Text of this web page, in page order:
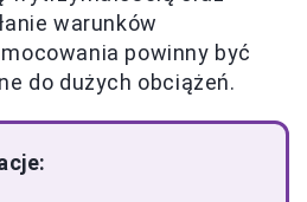
warunków
powinny być
do dużych obciążeń.